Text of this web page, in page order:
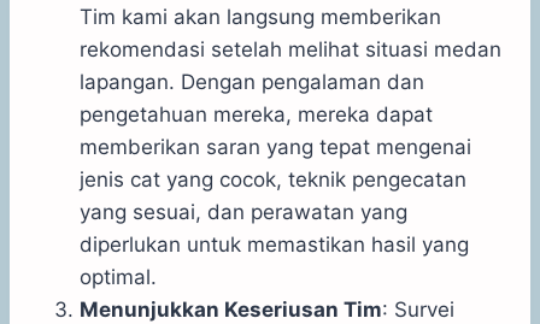
Tim kami akan langsung memberikan
rekomendasi setelah melihat situasi medan
lapangan. Dengan pengalaman dan
pengetahuan mereka, mereka dapat
memberikan saran yang tepat mengenai
jenis cat yang cocok, teknik pengecatan
yang sesuai, dan perawatan yang
diperlukan untuk memastikan hasil yang
optimal.
Menunjukkan Keseriusan Tim: Survei